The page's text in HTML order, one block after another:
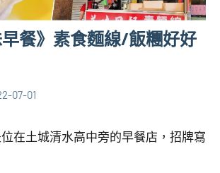
餐》素食麵線/飯糰好好
07-01
位在土城清水高中旁的早餐店，招牌寫